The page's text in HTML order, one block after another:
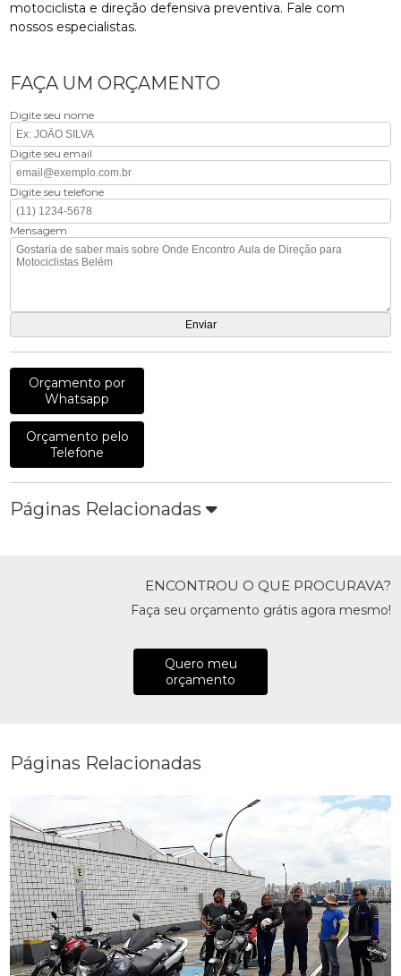
motociclista e direção defensiva preventiva. Fale com
nossos especialistas.
FAÇA UM ORÇAMENTO
Digite seu nome
Digite seu email
Digite seu telefone
Mensagem
Orçamento por
Whatsapp
Orçamento pelo
Telefone
Páginas Relacionadas
ENCONTROU O QUE PROCURAVA?
Faça seu orçamento grátis agora mesmo!
Quero meu
orçamento
Páginas Relacionadas